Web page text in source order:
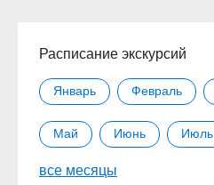
Расписание экскурсий
Январь Февраль
Май Июнь Июль
Сентябрь
все месяцы